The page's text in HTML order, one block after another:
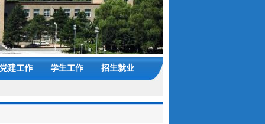
党建工作 学生工作 招生就业